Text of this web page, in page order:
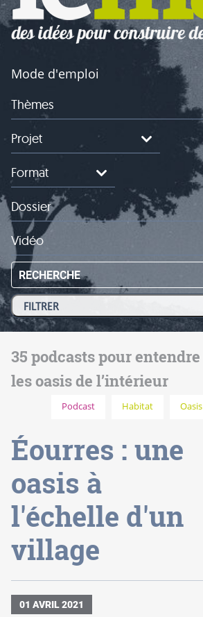
Mode d'emploi
Thèmes
Projet
Format
Dossier
Vidéo
RECHERCHE
35 podcasts pour entendre
les oasis de l’intérieur
Podcast Habitat Oasis
Éourres : une
oasis à
l'échelle d'un
village
01 AVRIL 2021